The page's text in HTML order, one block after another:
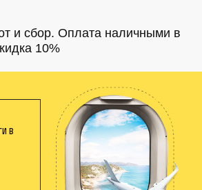
и сбор. Оплата наличными в
10%
В